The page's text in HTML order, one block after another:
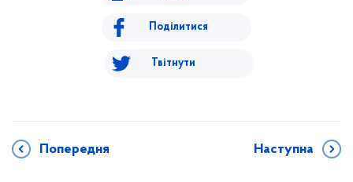
Поділитися
Твітнути
Попередня Наступна